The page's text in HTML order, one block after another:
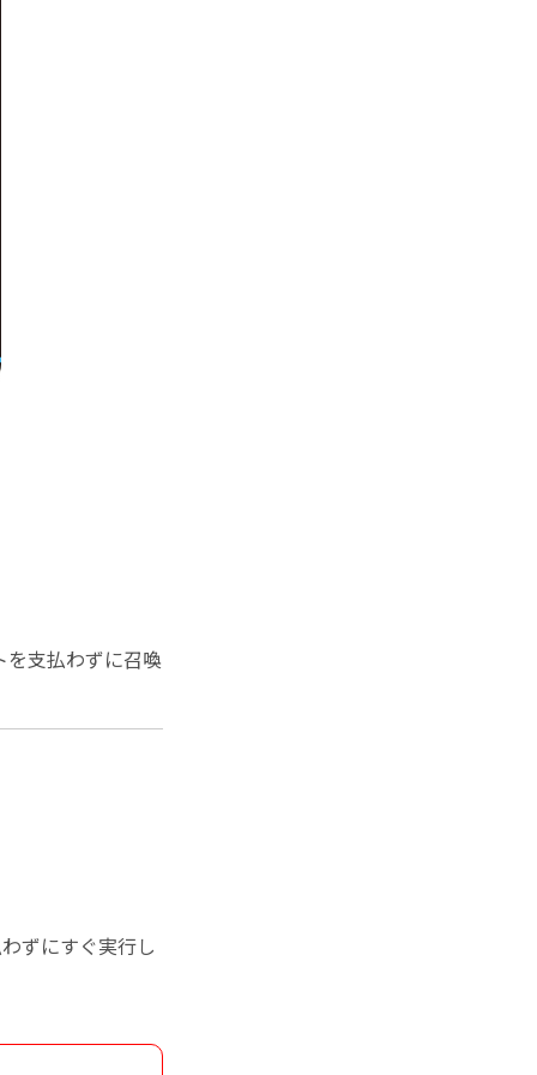
支払わずに召喚
ずにすぐ実行し